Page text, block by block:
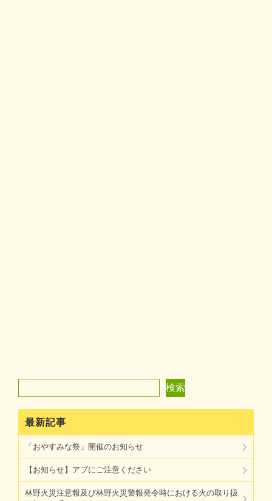
検索
最新記事
「おやすみな祭」開催のお知らせ
【お知らせ】アブにご注意ください
林野火災注意報及び林野火災警報発令時における火の取り扱